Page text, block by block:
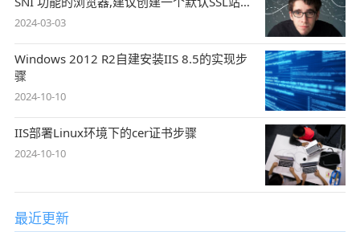
点
2024-03-03
Windows 2012 R2自建安装IIS 8.5的实现步
骤
2024-10-10
IIS部署Linux环境下的cer证书步骤
2024-10-10
最近更新